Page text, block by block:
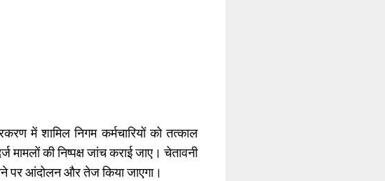
में शामिल निगम कर्मचारियों को तत्काल
मामलों की निष्पक्ष जांच कराई जाए। चेतावनी
पर आंदोलन और तेज किया जाएगा।